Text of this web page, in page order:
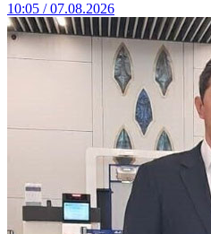
10:05 / 07.08.2026